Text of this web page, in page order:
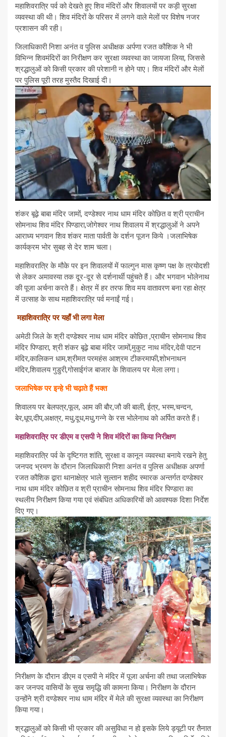
महाशिवरात्रि पर्व को देखते हुए शिव मंदिरों और शिवालयों पर कड़ी सुरक्षा
व्यवस्था की थी। शिव मंदिरों के परिसर में लगने वाले मेलों पर विशेष नजर
प्रशासन की रही।
जिलाधिकारी निशा अनंत व पुलिस अधीक्षक अर्पणा रजत कौशिक ने भी
विभिन्न शिवमंदिरों का निरीक्षण कर सुरक्षा व्यवस्था का जायजा लिया, जिससे
श्रद्धालुओं को किसी प्रकार की परेशानी न होने पाए। शिव मंदिरों और मेलों
पर पुलिस पूरी तरह मुस्तैद दिखाई दी।
शंकर बूढ़े बाबा मंदिर जामों, दण्डेश्वर नाथ धाम मंदिर कोछित व श्री प्राचीन
सोमनाथ शिव मंदिर पिण्डारा,जोगेश्वर नाथ शिवालय में श्रद्धालुओं ने अपने
आराध्य भगवान शिव शंकर माता पार्वती के दर्शन पूजन किये ।जलाभिषेक
कार्यक्रम भोर सुबह से देर शाम चला।
महाशिवरात्रि के मौके पर इन शिवालयों में फाल्गुन मास कृष्ण पक्ष के त्रयोदशी
से लेकर अमावस्या तक दूर-दूर से दर्शनार्थी पहुंचते हैं। और भगवान भोलेनाथ
की पूजा अर्चना करते हैं। क्षेत्र में हर तरफ शिव मय वातावरण बना रहा क्षेत्र
में उत्साह के साथ महाशिवरात्रि पर्व मनाईं गई।
महाशिवरात्रि पर यहाँ भी लगा मेला
अमेठी जिले के श्री दण्डेश्वर नाथ धाम मंदिर कोछित ,प्राचीन सोमनाथ शिव
मंदिर पिण्डारा, श्री शंकर बूढ़े बाबा मंदिर जामों,मुकुट नाथ मंदिर,देवी पाटन
मंदिर,कालिकन धाम,श्रीमत परमहंस आश्रम टीकरमाफी,शोभनाथन
मंदिर,शिवालय गुडुरी,गोसाईगंज बाजार के शिवालय पर मेला लगा।
जलाभिषेक पर इन्हे भी चढ़ाते हैं भक्त
शिवालय पर बेलपत्र,फूल, आम की बौर,जौ की बाली, ईत्र, भस्म,चन्दन,
बेर,धूप,दीप,अक्षत्र, मधु,दूध,मधु,गन्ने के रस भोलेनाथ को अर्पित करते हैं।
महाशिवरात्रि पर डीएम व एसपी ने शिव मंदिरों का किया निरीक्षण
महाशिवरात्रि पर्व के दृष्टिगत शांति, सुरक्षा व कानून व्यवस्था बनाये रखने हेतु
जनपद भ्रमण के दौरान जिलाधिकारी निशा अनंत व पुलिस अधीक्षक अपर्णा
रजत कौशिक द्वारा थानाक्षेत्र भाले सुल्तान शहीद स्मारक अन्तर्गत दण्डेश्वर
नाथ धाम मंदिर कोछित व श्री प्राचीन सोमनाथ शिव मंदिर पिण्डारा का
स्थलीय निरीक्षण किया गया एवं संबंधित अधिकारियों को आवश्यक दिशा निर्देश
दिए गए।
निरीक्षण के दौरान डीएम व एसपी ने मंदिर में पूजा अर्चना की तथा जलाभिषेक
कर जनपद वासियों के सुख समृद्धि की कामना किया। निरीक्षण के दौरान
उन्होंने श्री दण्डेश्वर नाथ धाम मंदिर में मेले की सुरक्षा व्यवस्था का निरीक्षण
किया गया।
श्रद्धालुओं को किसी भी प्रकार की असुविधा न हो इसके लिये ड्यूटी पर तैनात